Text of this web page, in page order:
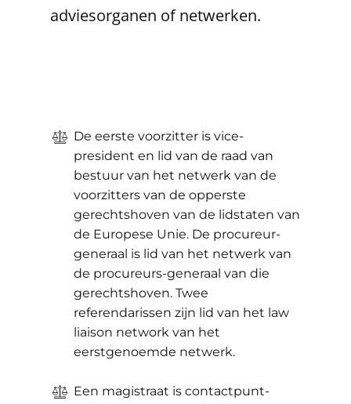
adviesorganen of netwerken.
De eerste voorzitter is vice-
president en lid van de raad van
bestuur van het netwerk van de
voorzitters van de opperste
gerechtshoven van de lidstaten van
de Europese Unie. De procureur-
generaal is lid van het netwerk van
de procureurs-generaal van die
gerechtshoven. Twee
referendarissen zijn lid van het law
liaison network van het
eerstgenoemde netwerk.
​Een magistraat is contactpunt-